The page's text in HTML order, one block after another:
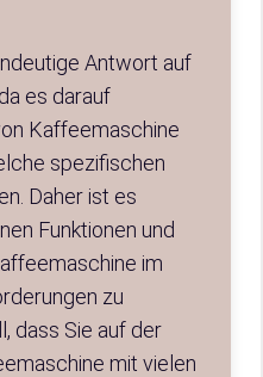
Antwort auf
es darauf
Kaffeemaschine
spezifischen
Daher ist es
Funktionen und
im
zu
dass Sie auf der
mit vielen